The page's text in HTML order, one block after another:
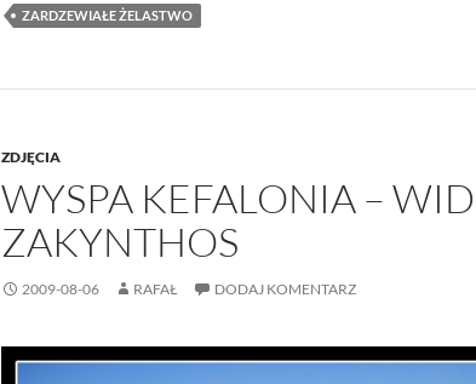
ZARDZEWIAŁE ŻELASTWO
ZDJĘCIA
WYSPA KEFALONIA –
ZAKYNTHOS
2009-08-06 RAFAŁ DODAJ KOMENTARZ